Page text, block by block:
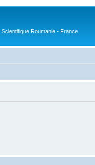
Roumanie - France